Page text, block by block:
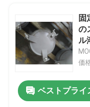
製品
企業情報
会社案内
固
の
ル
価
ベストプライ